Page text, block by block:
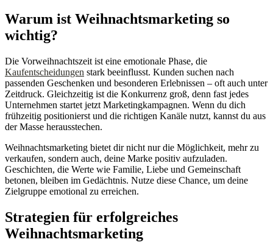
Warum ist Weihnachtsmarketing so
wichtig?
Die Vorweihnachtszeit ist eine emotionale Phase, die
Kaufentscheidungen stark beeinflusst. Kunden suchen nach
passenden Geschenken und besonderen Erlebnissen – oft auch unter
Zeitdruck. Gleichzeitig ist die Konkurrenz groß, denn fast jedes
Unternehmen startet jetzt Marketingkampagnen. Wenn du dich
frühzeitig positionierst und die richtigen Kanäle nutzt, kannst du aus
der Masse herausstechen.
Weihnachtsmarketing bietet dir nicht nur die Möglichkeit, mehr zu
verkaufen, sondern auch, deine Marke positiv aufzuladen.
Geschichten, die Werte wie Familie, Liebe und Gemeinschaft
betonen, bleiben im Gedächtnis. Nutze diese Chance, um deine
Zielgruppe emotional zu erreichen.
Strategien für erfolgreiches
Weihnachtsmarketing